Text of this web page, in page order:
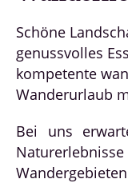
Schöne
genussvolles
kompetente
Wanderurlaub
Bei uns